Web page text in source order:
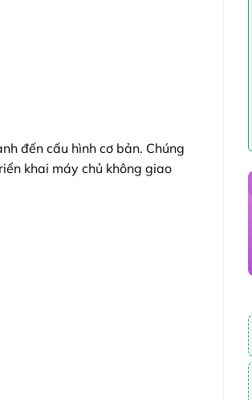
đến cấu hình cơ bản. Chúng
khai máy chủ không giao